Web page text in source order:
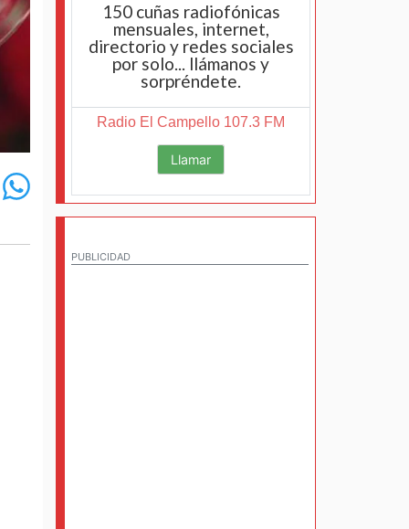
150 cuñas radiofónicas
mensuales, internet,
directorio y redes sociales
por solo... llámanos y
sorpréndete.
Radio El Campello 107.3 FM
Llamar
PUBLICIDAD